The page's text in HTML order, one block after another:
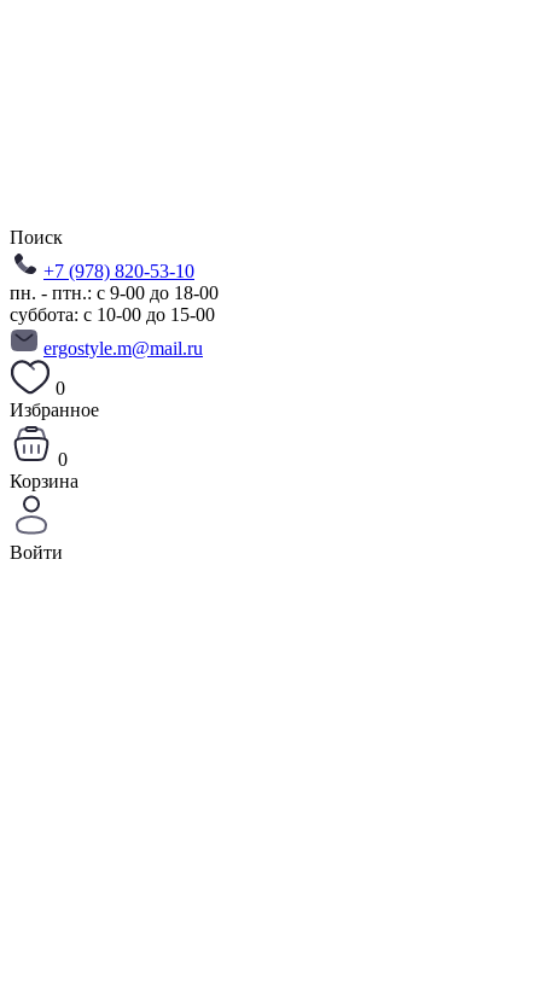
Поиск
+7 (978) 820-53-10
пн. - птн.: с 9-00 до 18-00
суббота: с 10-00 до 15-00
ergostyle.m@mail.ru
0
Избранное
0
Корзина
Войти